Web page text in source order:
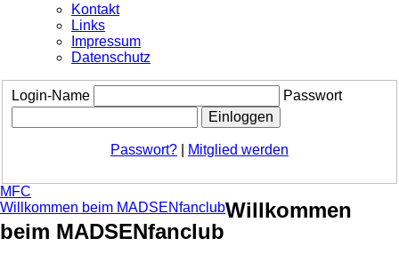
Kontakt
Links
Impressum
Datenschutz
Login-Name Passwort
Passwort? Mitglied werden
MFC
Willkommen beim MADSENfanclubWillkommen
beim MADSENfanclub